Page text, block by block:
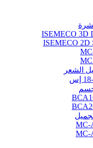
ISEMECO 3D
ISEMECO 2D
الشعر
MC-
MC-